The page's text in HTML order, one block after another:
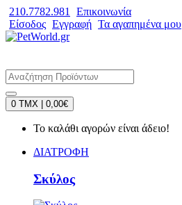
210.7782.981
Επικοινωνία
Είσοδος Εγγραφή Τα αγαπημένα μου
0 TMX | 0,00€
Το καλάθι αγορών είναι άδειο!
ΔΙΑΤΡΟΦΗ
Σκύλος